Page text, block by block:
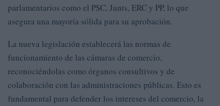
parlamentarios como el PSC, Junts, ERC y PP, lo que
asegura una mayoría sólida para su aprobación.
La nueva legislación establecerá las normas de
funcionamiento de las cámaras de comercio,
reconociéndolas como órganos consultivos y de
colaboración con las administraciones públicas. Esto es
fundamental para defender los intereses del comercio, la